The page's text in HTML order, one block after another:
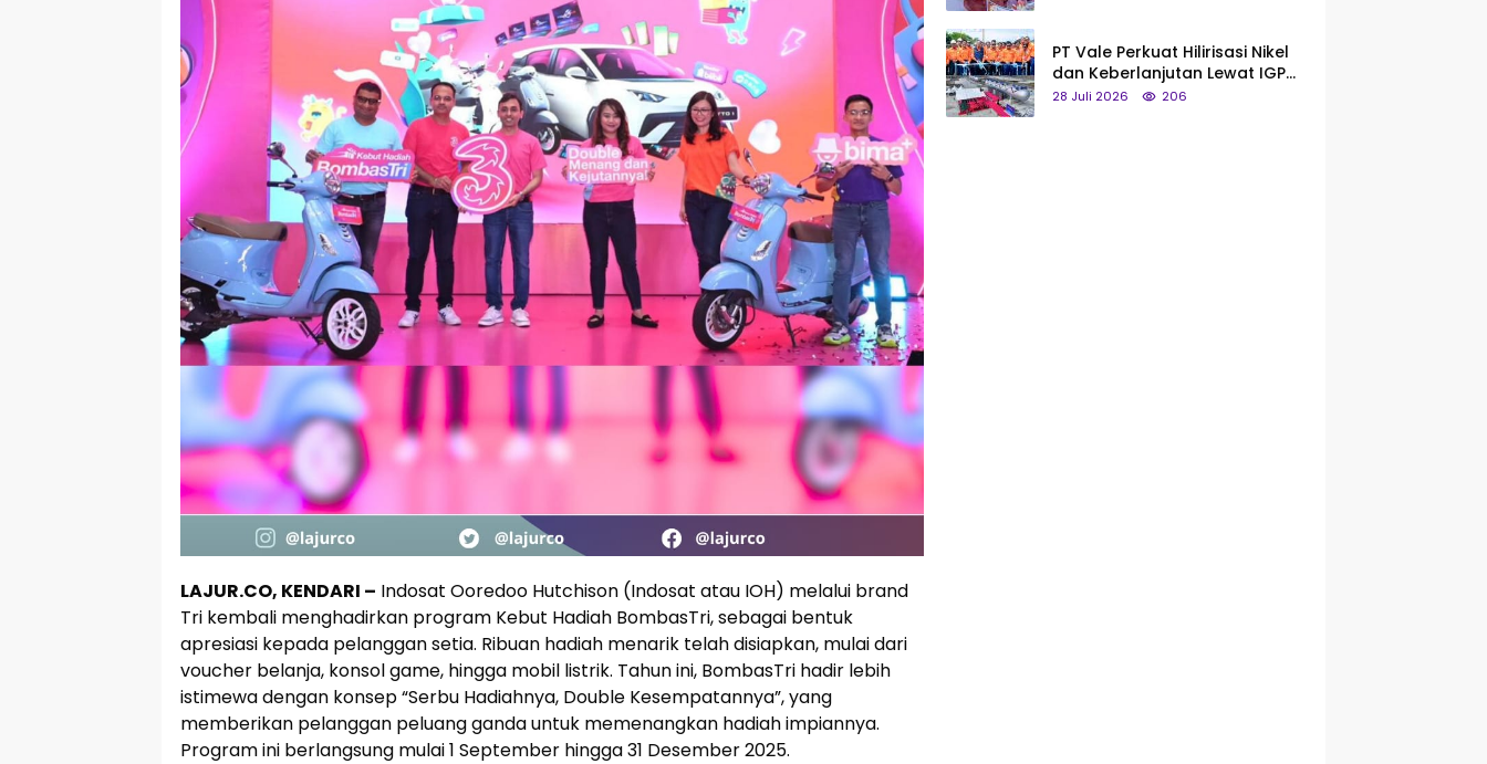
LAJUR.CO, KENDARI – Indosat Ooredoo Hutchison (Indosat atau IOH) melalui brand
Tri kembali menghadirkan program Kebut Hadiah BombasTri, sebagai bentuk
apresiasi kepada pelanggan setia. Ribuan hadiah menarik telah disiapkan, mulai dari
voucher belanja, konsol game, hingga mobil listrik. Tahun ini, BombasTri hadir lebih
istimewa dengan konsep “Serbu Hadiahnya, Double Kesempatannya”, yang
memberikan pelanggan peluang ganda untuk memenangkan hadiah impiannya.
Program ini berlangsung mulai 1 September hingga 31 Desember 2025.
PT Vale Perkuat Hilirisasi Nikel
dan Keberlanjutan Lewat IGP
Morowali
28 Juli 2026 206